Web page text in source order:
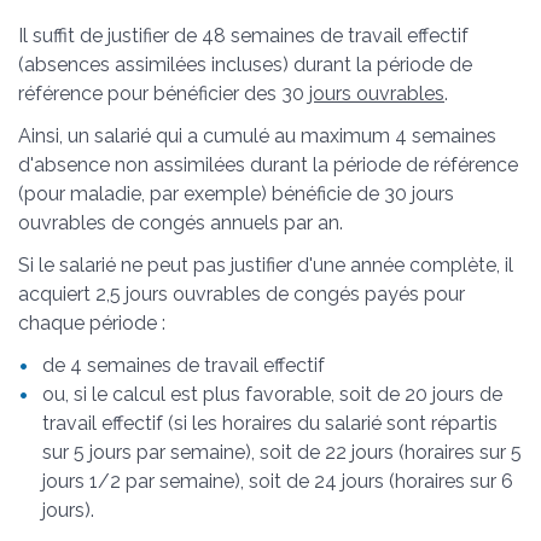
Il suffit de justifier de 48 semaines de travail effectif
(absences assimilées incluses) durant la période de
référence pour bénéficier des 30 jours ouvrables.
Ainsi, un salarié qui a cumulé au maximum 4 semaines
d'absence non assimilées durant la période de référence
(pour maladie, par exemple) bénéficie de 30 jours
ouvrables de congés annuels par an.
Si le salarié ne peut pas justifier d'une année complète, il
acquiert 2,5 jours ouvrables de congés payés pour
chaque période :
de 4 semaines de travail effectif
ou, si le calcul est plus favorable, soit de 20 jours de
travail effectif (si les horaires du salarié sont répartis
sur 5 jours par semaine), soit de 22 jours (horaires sur 5
jours 1/2 par semaine), soit de 24 jours (horaires sur 6
jours).